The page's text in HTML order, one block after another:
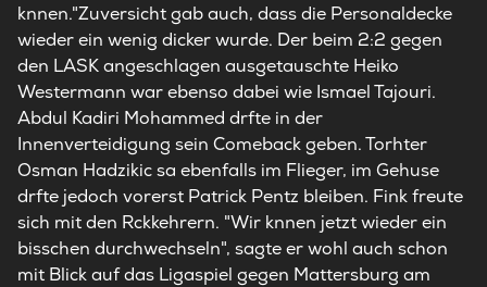
knnen."Zuversicht gab auch, dass die Personaldecke
wieder ein wenig dicker wurde. Der beim 2:2 gegen
den LASK angeschlagen ausgetauschte Heiko
Westermann war ebenso dabei wie Ismael Tajouri.
Abdul Kadiri Mohammed drfte in der
Innenverteidigung sein Comeback geben. Torhter
Osman Hadzikic sa ebenfalls im Flieger, im Gehuse
drfte jedoch vorerst Patrick Pentz bleiben. Fink freute
sich mit den Rckkehrern. "Wir knnen jetzt wieder ein
bisschen durchwechseln", sagte er wohl auch schon
mit Blick auf das Ligaspiel gegen Mattersburg am